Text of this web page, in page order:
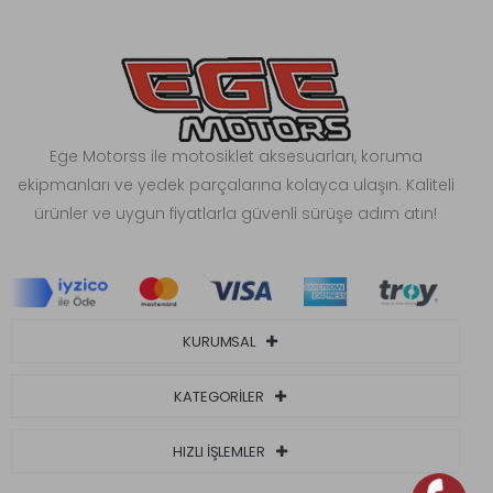
Ege Motorss ile motosiklet aksesuarları, koruma
ekipmanları ve yedek parçalarına kolayca ulaşın. Kaliteli
ürünler ve uygun fiyatlarla güvenli sürüşe adım atın!
KURUMSAL
KATEGORİLER
HIZLI İŞLEMLER